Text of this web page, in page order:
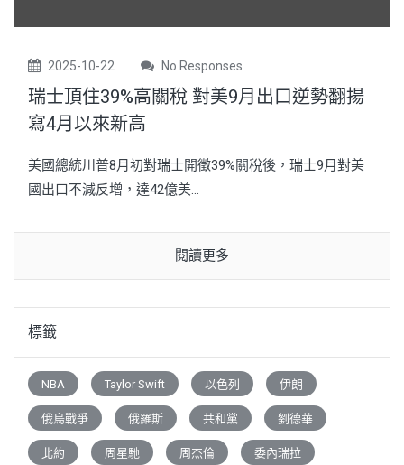
2025-10-22 No Responses
瑞士頂住39%高關稅 對美9月出口逆勢翻揚
寫4月以來新高
美國總統川普8月初對瑞士開徵39%關稅後，瑞士9月對美
國出口不減反增，達42億美...
閱讀更多
標籤
NBA Taylor Swift 以色列 伊朗
俄烏戰爭 俄羅斯 共和黨 劉德華
北約 周星馳 周杰倫 委內瑞拉